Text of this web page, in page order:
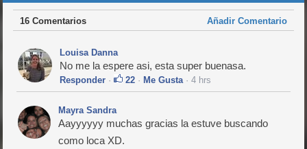
16 Comentarios Añadir Comentario
Louisa Danna
No me la espere asi, esta super buenasa.
Responder · 22 · Me Gusta· 4 hrs
Mayra Sandra
Aayyyyyy muchas gracias la estuve buscando
como loca XD.